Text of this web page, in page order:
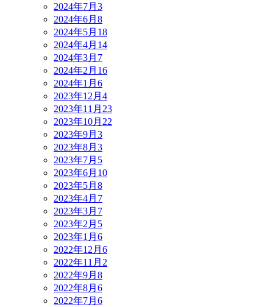
2024年7月 3
2024年6月 8
2024年5月 18
2024年4月 14
2024年3月 7
2024年2月 16
2024年1月 6
2023年12月 4
2023年11月 23
2023年10月 22
2023年9月 3
2023年8月 3
2023年7月 5
2023年6月 10
2023年5月 8
2023年4月 7
2023年3月 7
2023年2月 5
2023年1月 6
2022年12月 6
2022年11月 2
2022年9月 8
2022年8月 6
2022年7月 6